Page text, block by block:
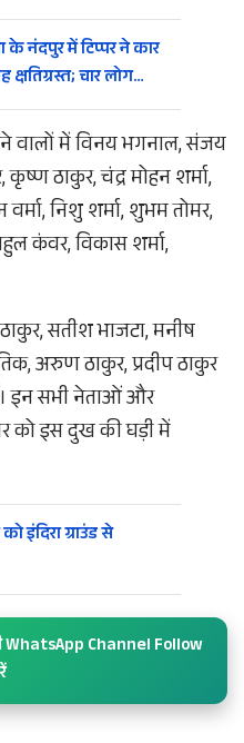
नंदपुर में टिप्पर ने कार
क्षतिग्रस्त; चार लोग…
वालों में विनय भगनाल, संजय
कृष्ण ठाकुर, चंद्र मोहन शर्मा,
निशु शर्मा, शुभम तोमर,
कंवर, विकास शर्मा,
सतीश भाजटा, मनीष
अरुण ठाकुर, प्रदीप ठाकुर
इन सभी नेताओं और
को इस दुख की घड़ी में
इंदिरा ग्राउंड से
Channel Follow